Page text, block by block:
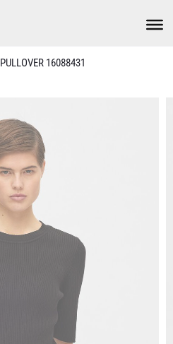
PULLOVER 16088431